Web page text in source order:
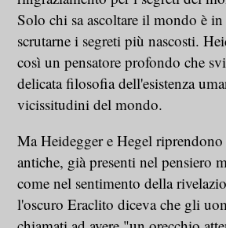
Solo chi sa ascoltare il mondo è
scrutarne i segreti più nascosti.
così un pensatore profondo che
delicata filosofia dell'esistenza
vicissitudini del mondo.
Ma Heidegger e Hegel
antiche, già presenti nel pensiero
come nel sentimento della
l'oscuro Eraclito diceva che gli